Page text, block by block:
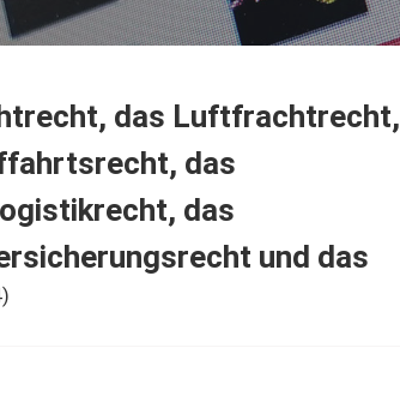
das Luftfrachtrecht,
das
das
und das